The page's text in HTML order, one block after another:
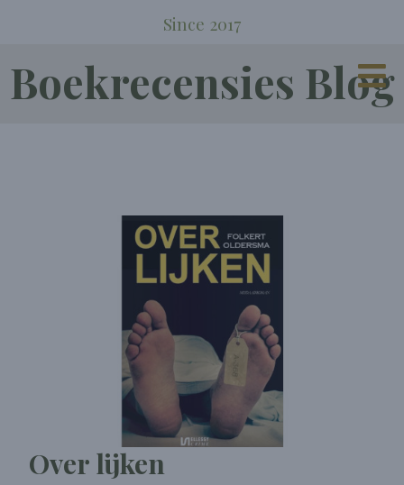
Since 2017
Boekrecensies Blog
Over lijken